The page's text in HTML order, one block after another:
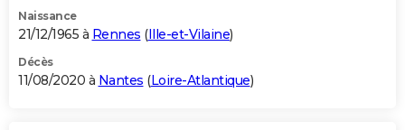
Naissance
21/12/1965 à Rennes (Ille-et-Vilaine)
Décès
11/08/2020 à Nantes (Loire-Atlantique)